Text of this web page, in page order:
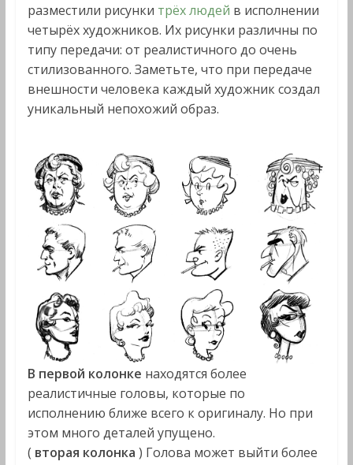
разместили рисунки трёх людей в исполнении
четырёх художников. Их рисунки различны по
типу передачи: от реалистичного до очень
стилизованного. Заметьте, что при передаче
внешности человека каждый художник создал
уникальный непохожий образ.
В первой колонке находятся более
реалистичные головы, которые по
исполнению ближе всего к оригиналу. Но при
этом много деталей упущено.
( вторая колонка ) Голова может выйти более